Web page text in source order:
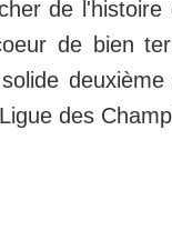
de l'histoire
de bien
deuxième
des